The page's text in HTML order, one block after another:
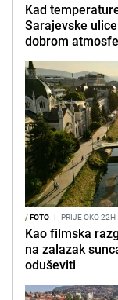
Kad
Sarajevske
dobrom
/FOTO I PRIJE OKO 22H
Kao filmska
na zalazak
oduševiti